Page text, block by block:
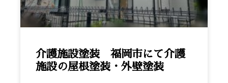
介護施設塗装 福岡市にて介護
施設の屋根塗装・外壁塗装